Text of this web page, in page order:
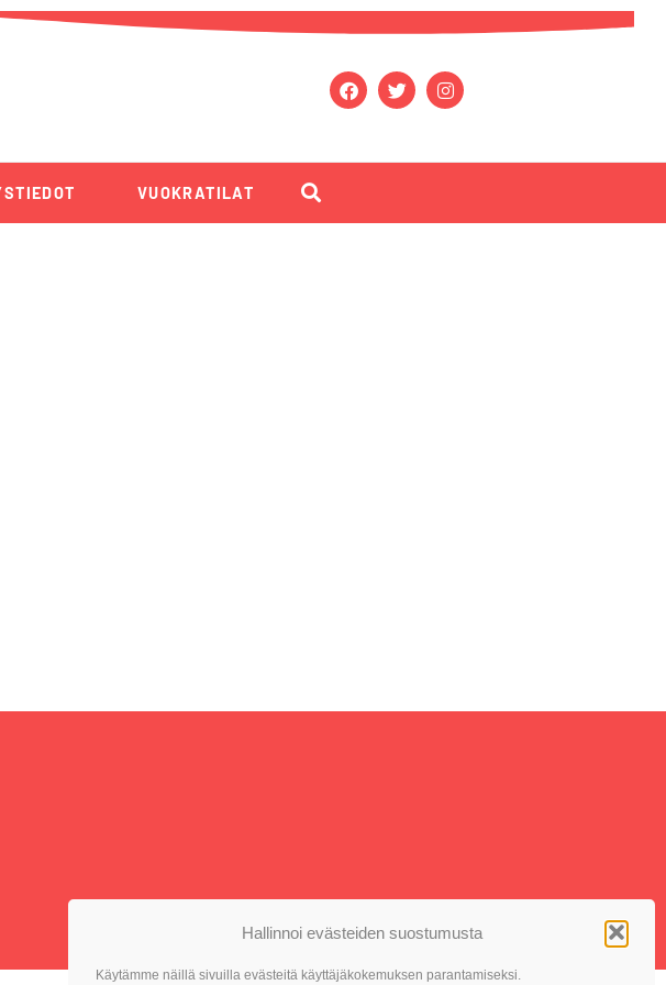
Hallinnoi evästeiden suostumusta
Käytämme näillä sivuilla evästeitä käyttäjäkokemuksen parantamiseksi.
VUOKRATILAT